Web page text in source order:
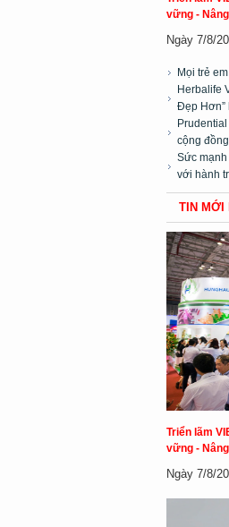
vững -
Ngày 7/8/
Mọi trẻ
Herbalife
Đẹp Hơn”
cộng
Sức
với hành
TIN MỚI
Triển lãm
vững -
Ngày 7/8/